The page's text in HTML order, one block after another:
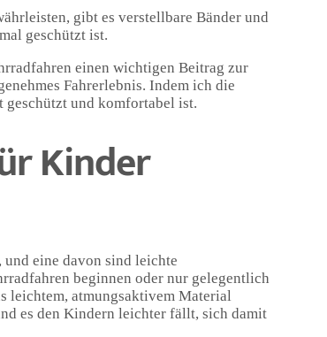
gibt es verstellbare Bänder und
geschützt ist.
einen wichtigen Beitrag zur
Fahrerlebnis. Indem ich die
geschützt und komfortabel ist.
Kinder
eine davon sind leichte
beginnen oder nur gelegentlich
leichtem, atmungsaktivem Material
es den Kindern leichter fällt, sich damit